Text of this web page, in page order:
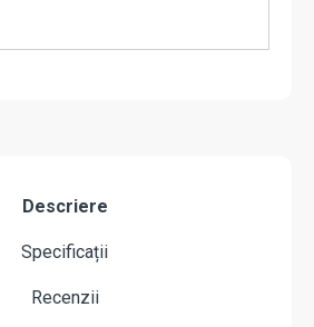
Descriere
Specificații
Recenzii